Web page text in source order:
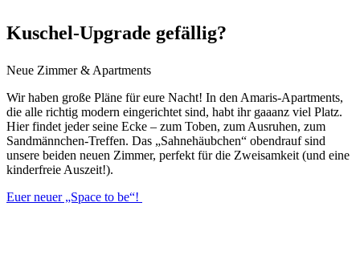
Kuschel-Upgrade gefällig?
Neue Zimmer & Apartments
Wir haben große Pläne für eure Nacht! In den Amaris-Apartments,
die alle richtig modern eingerichtet sind, habt ihr gaaanz viel Platz.
Hier findet jeder seine Ecke – zum Toben, zum Ausruhen, zum
Sandmännchen-Treffen. Das „Sahnehäubchen“ obendrauf sind
unsere beiden neuen Zimmer, perfekt für die Zweisamkeit (und eine
kinderfreie Auszeit!).
Euer neuer „Space to be“!